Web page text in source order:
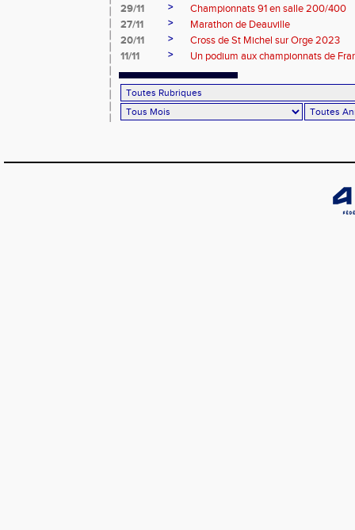
29/11
>
Championnats 91 en salle 200/400
27/11
>
Marathon de Deauville
20/11
>
Cross de St Michel sur Orge 2023
11/11
> Un podium aux championnats de